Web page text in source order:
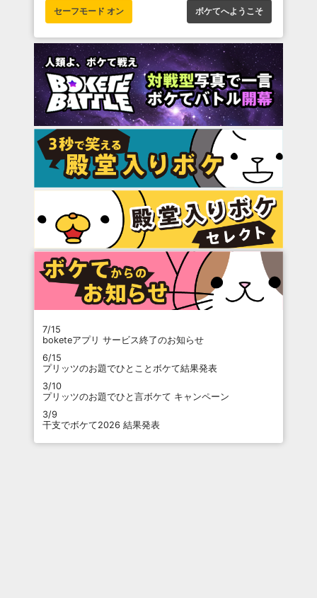
セーフモード オン ボケてへようこそ
7/15
boketeアプリ サービス終了のお知らせ
6/15
プリッツのお題でひとことボケて結果発表
3/10
プリッツのお題でひと言ボケて キャンペーン
3/9
干支でボケて2026 結果発表